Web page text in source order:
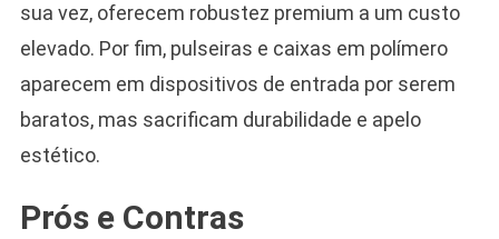
sua vez, oferecem robustez premium a um custo
elevado. Por fim, pulseiras e caixas em polímero
aparecem em dispositivos de entrada por serem
baratos, mas sacrificam durabilidade e apelo
estético.
Prós e Contras